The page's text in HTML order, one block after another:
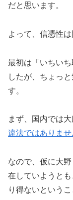
だと思います。
よって、信憑性
最初は「いちい
したが、ちょっ
す。
まず、国内では
違法ではありませ
なので、仮に大
在していようと
り得ないというこ